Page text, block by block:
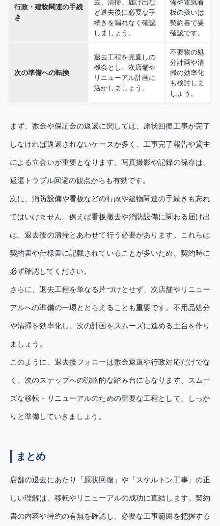
行政・建物関連の手続
き
去、清掃、届け出な
ど退去後に必要な手
続きを漏れなく確認
しましょう。
備や電気看
板の扱いは
契約書で要
確認です。
次の準備への転換
退去工程を見直しの
機会とし、次店舗や
リニューアル計画に
活かしましょう。
不要物の処
分計画や清
掃の効率化
も検討しま
しょう。
まず、敷金や保証金の返還に関しては、原状回復工事が完了
しなければ返還されないケースが多く、工事完了報告や貸主
による立会いが重要となります。写真撮影や記録の保存は、
返還トラブル回避の観点からも有効です。
次に、消防設備や看板などの行政や建物関連の手続きも忘れ
てはいけません。例えば看板撤去や消防設備に関わる届け出
は、退去後の清掃とあわせて行う必要があります。これらは
契約書や仕様書に記載されていることが多いため、契約時に
必ず確認してください。
さらに、退去工程を単なる片づけとせず、次店舗やリニュー
アルへの準備の一環ととらえることも重要です。不用品処分
や清掃を効率化し、次の計画をスムーズに進める土台を作り
ましょう。
このように、退去後フォローは敷金返還や行政対応だけでな
く、次のステップへの戦略的な踏み台にもなります。スムー
ズな移転・リニューアルのための重要な工程として、しっか
りと準備していきましょう。
まとめ
店舗の退去にあたり「原状回復」や「スケルトン工事」の正
しい理解は、移転やリニューアルの成功に直結します。契約
書の内容や特約の有無を確認し、必要な工事範囲を把握する